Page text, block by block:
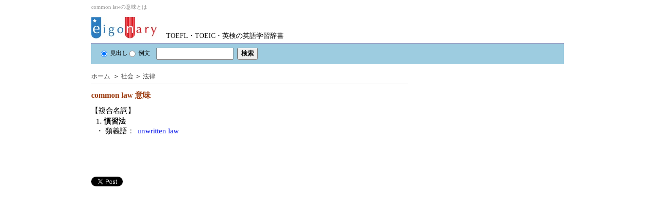
common lawの意味とは
TOEFL・TOEIC・英検の英語学習辞書
見出し 例文
ホーム ＞ 社会 ＞ 法律
common law 意味
【複合名詞】
1.慣習法
・ 類義語：
unwritten law